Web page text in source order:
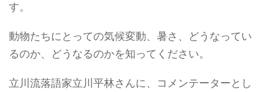
す。
動物たちにとっての気候変動、暑さ、どうなってい
るのか、どうなるのかを知ってください。
立川流落語家立川平林さんに、コメンテーターとし